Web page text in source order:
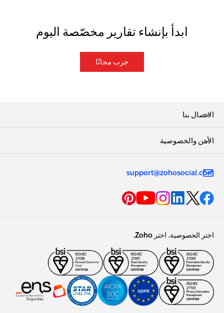
ابدأ بإنشاء تقارير مخصّصة اليوم
جرب مجانًا
الاتصال بنا
الأمن والخصوصية
support@zohosocial.com
اختر الخصوصية. اختر Zoho.